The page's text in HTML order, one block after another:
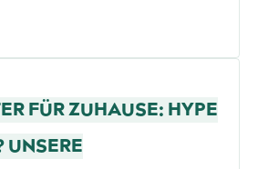
FÜR ZUHAUSE: HYPE
UNSERE